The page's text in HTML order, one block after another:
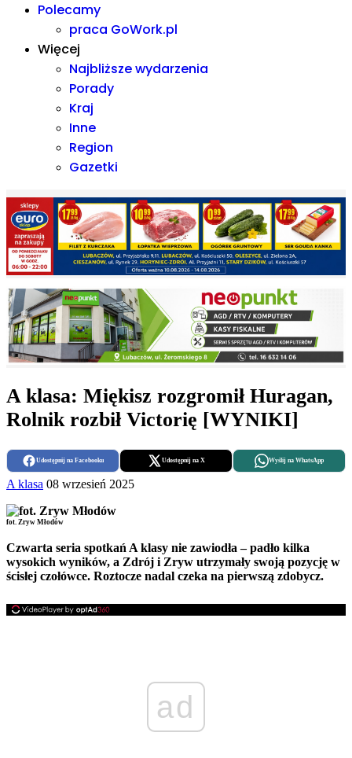
Polecamy
praca GoWork.pl
Więcej
Najbliższe wydarzenia
Porady
Kraj
Inne
Region
Gazetki
A klasa: Miękisz rozgromił Huragan,
Rolnik rozbił Victorię [WYNIKI]
Udostępnij na Facebooku Udostępnij na X Wyślij na WhatsApp
A klasa 08 wrzesień 2025
fot. Zryw Młodów
Czwarta seria spotkań A klasy nie zawiodła – padło kilka
wysokich wyników, a Zdrój i Zryw utrzymały swoją pozycję w
ścisłej czołówce. Roztocze nadal czeka na pierwszą zdobycz.
ad